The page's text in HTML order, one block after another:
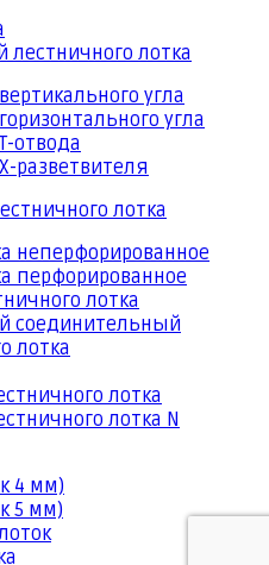
лотка
угла
угла
отвода
разветвителя
лотка
неперфорированное
перфорированное
лотка
соединительный
лотка
лотка
лотка N
4 мм)
5 мм)